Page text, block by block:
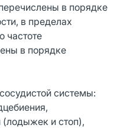
в порядке
в пределах
частоте
в порядке
системы:
(лодыжек и стоп),